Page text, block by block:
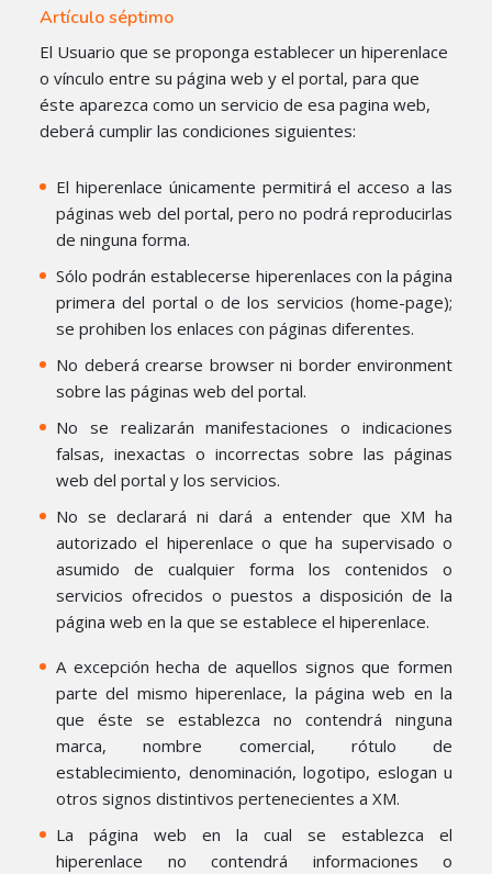
Artículo séptimo
El Usuario que se proponga establecer un hiperenlace
o vínculo entre su página web y el portal, para que
éste aparezca como un servicio de esa pagina web,
deberá cumplir las condiciones siguientes:
El hiperenlace únicamente permitirá el acceso a las
páginas web del portal, pero no podrá reproducirlas
de ninguna forma.
Sólo podrán establecerse hiperenlaces con la página
primera del portal o de los servicios (home-page);
se prohiben los enlaces con páginas diferentes.
No deberá crearse browser ni border environment
sobre las páginas web del portal.
No se realizarán manifestaciones o indicaciones
falsas, inexactas o incorrectas sobre las páginas
web del portal y los servicios.
No se declarará ni dará a entender que XM ha
autorizado el hiperenlace o que ha supervisado o
asumido de cualquier forma los contenidos o
servicios ofrecidos o puestos a disposición de la
página web en la que se establece el hiperenlace.
A excepción hecha de aquellos signos que formen
parte del mismo hiperenlace, la página web en la
que éste se establezca no contendrá ninguna
marca, nombre comercial, rótulo de
establecimiento, denominación, logotipo, eslogan u
otros signos distintivos pertenecientes a XM.
La página web en la cual se establezca el
hiperenlace no contendrá informaciones o